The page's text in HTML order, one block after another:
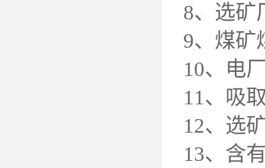
8、选矿
9、煤矿
10、电
11、吸
12、选
13、含